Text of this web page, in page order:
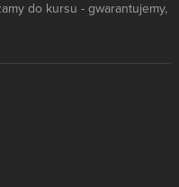
do kursu - gwarantujemy,